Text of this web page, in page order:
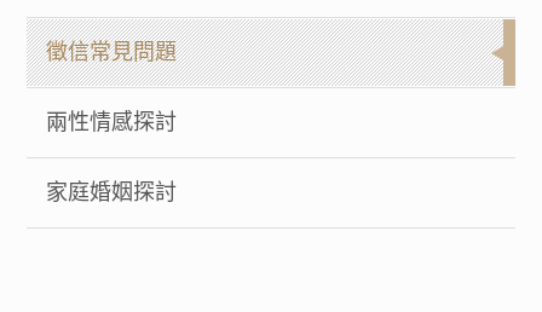
徵信常見問題
兩性情感探討
家庭婚姻探討